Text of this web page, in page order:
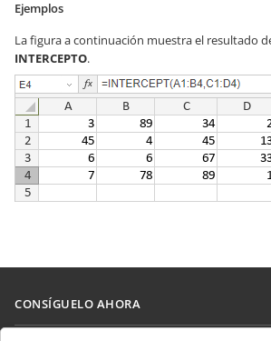
Ejemplos
La figura a continuación muestra el resultado
INTERCEPTO.
CONSÍGUELO AHORA
Docs